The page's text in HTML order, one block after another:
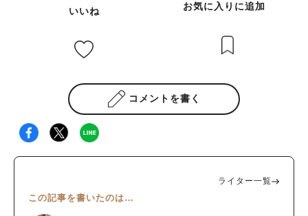
いいね お気に入りに追加
コメントを書く
ライター一覧
この記事を書いたのは…